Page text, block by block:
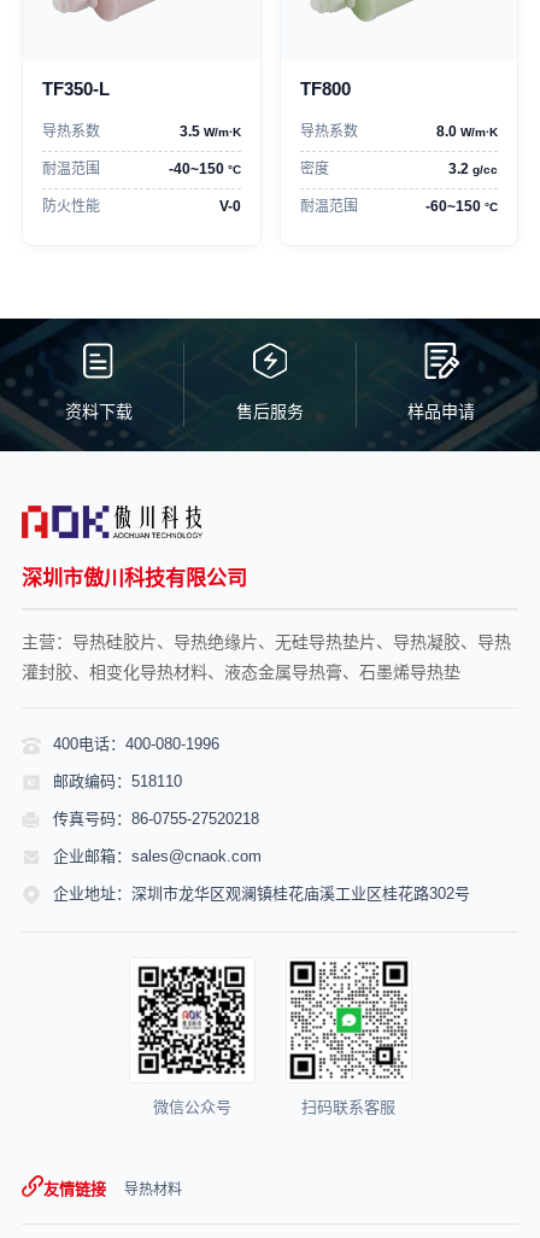
TF350-L
导热系数 3.5 W/m·K
耐温范围 -40~150 °C
防火性能 V-0
TF800
导热系数 8.0W/m·K
密度 3.2g/cc
耐温范围 -60~150°C
资料下载 售后服务 样品申请
友情链接 导热材料
深圳市傲川科技有限公司
主营：导热硅胶片、导热绝缘片、无硅导热垫片、导热凝胶、导热
灌封胶、相变化导热材料、液态金属导热膏、石墨烯导热垫
400电话：400-080-1996
邮政编码：518110
传真号码：86-0755-27520218
企业邮箱：sales@cnaok.com
企业地址：深圳市龙华区观澜镇桂花庙溪工业区桂花路302号
微信公众号 扫码联系客服